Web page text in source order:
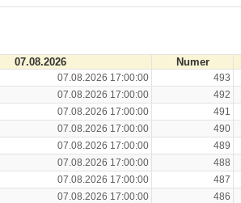
07.08.2026 Numer
07.08.2026 17:00:00 493
07.08.2026 17:00:00
492
07.08.2026 17:00:00
491
07.08.2026 17:00:00
490
07.08.2026 17:00:00
489
07.08.2026 17:00:00
488
07.08.2026 17:00:00
487
07.08.2026 17:00:00
486